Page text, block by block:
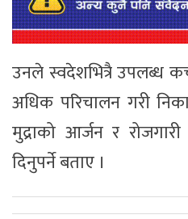
उनले स्वदेशभित्रै उपलब्ध
अधिक परिचालन गरी
मुद्राको आर्जन र
दिनुपर्ने बताए ।